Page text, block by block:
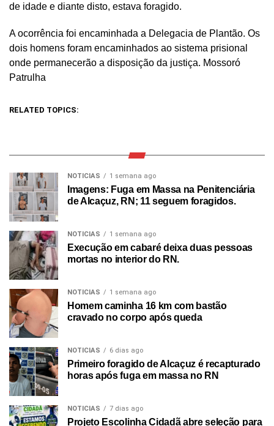
de idade e diante disto, estava foragido.
A ocorrência foi encaminhada a Delegacia de Plantão. Os
dois homens foram encaminhados ao sistema prisional
onde permanecerão a disposição da justiça. Mossoró
Patrulha
RELATED TOPICS:
NOTICIAS 1 semana ago
Imagens: Fuga em Massa na Penitenciária
de Alcaçuz, RN; 11 seguem foragidos.
NOTICIAS 1 semana ago
Execução em cabaré deixa duas pessoas
mortas no interior do RN.
NOTICIAS 1 semana ago
Homem caminha 16 km com bastão
cravado no corpo após queda
NOTICIAS 6 dias ago
Primeiro foragido de Alcaçuz é recapturado
horas após fuga em massa no RN
NOTICIAS 7 dias ago
Projeto Escolinha Cidadã abre seleção para